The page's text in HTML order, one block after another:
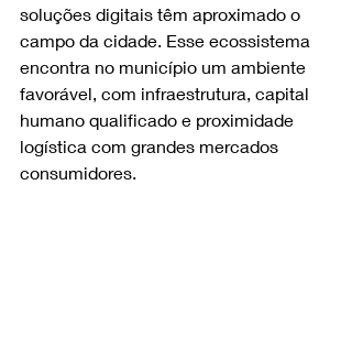
soluções digitais têm aproximado o
campo da cidade. Esse ecossistema
encontra no município um ambiente
favorável, com infraestrutura, capital
humano qualificado e proximidade
logística com grandes mercados
consumidores.